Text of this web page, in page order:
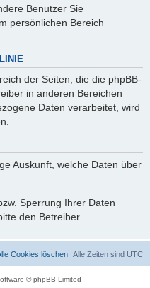
Benutzer Sie
persönlichen Bereich
der Seiten, die die phpBB-
in anderen Bereichen
Daten verarbeitet, wird
Auskunft, welche Daten über
Sperrung Ihrer Daten
den Betreiber.
Alle Zeiten sind UTC
Cookies löschen
© phpBB Limited